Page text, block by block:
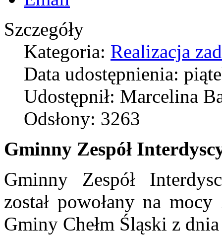
Szczegóły
Kategoria: Realizacja
Data udostępnienia:
Udostępnił: Marcelina
Odsłony: 3263
Gminny Zespół
Gminny Zespół
został powołany na
Gminy Chełm Śląski z